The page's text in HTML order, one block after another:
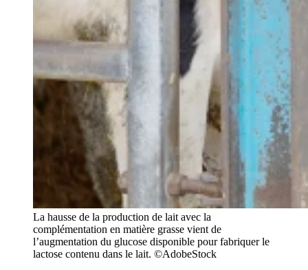
La hausse de la production de lait avec la
complémentation en matière grasse vient de
l’augmentation du glucose disponible pour fabriquer le
lactose contenu dans le lait. ©AdobeStock